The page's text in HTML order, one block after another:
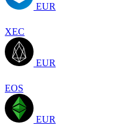
EUR
XEC
EUR
EOS
EUR